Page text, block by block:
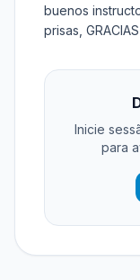
buenos
prisas,
Inicie
para